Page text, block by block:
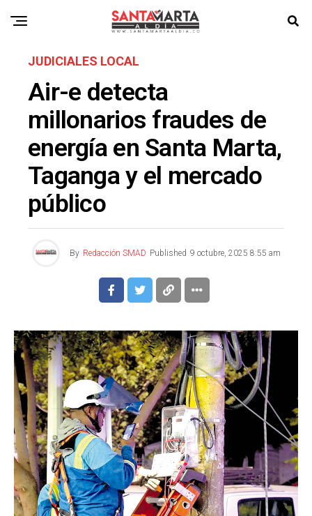
JUDICIALES LOCAL
Air-e detecta
millonarios fraudes de
energía en Santa Marta,
Taganga y el mercado
público
By Redacción SMAD Published 9 octubre, 2025 8:55 am